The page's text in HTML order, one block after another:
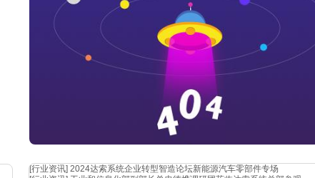
[行业资讯] 2024达索系统企业转型智造论坛新能源汽车零部件专场